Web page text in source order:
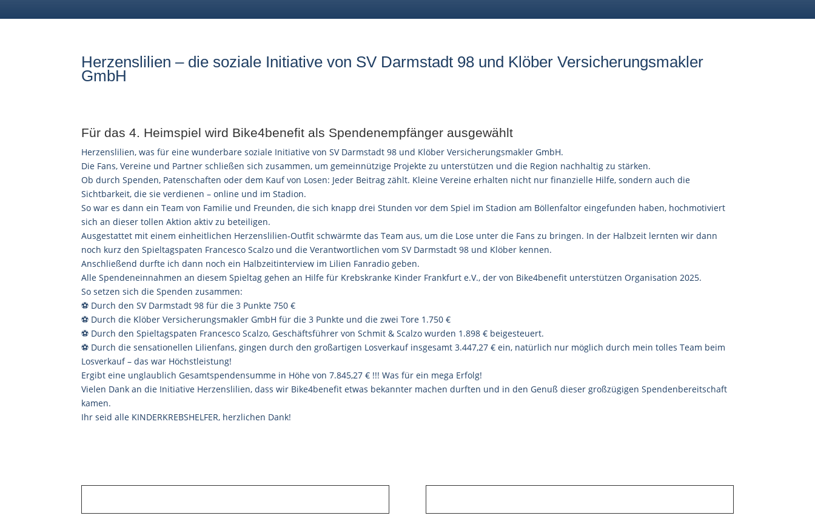
Herzenslilien – die soziale Initiative von SV Darmstadt 98 und Klöber Versicherungsmakler
GmbH
Für das 4. Heimspiel wird Bike4benefit als Spendenempfänger ausgewählt
Herzenslilien, was für eine wunderbare soziale Initiative von SV Darmstadt 98 und Klöber Versicherungsmakler GmbH.
Die Fans, Vereine und Partner schließen sich zusammen, um gemeinnützige Projekte zu unterstützen und die Region nachhaltig zu stärken.
Ob durch Spenden, Patenschaften oder dem Kauf von Losen: Jeder Beitrag zählt. Kleine Vereine erhalten nicht nur finanzielle Hilfe, sondern auch die
Sichtbarkeit, die sie verdienen – online und im Stadion.
So war es dann ein Team von Familie und Freunden, die sich knapp drei Stunden vor dem Spiel im Stadion am Böllenfaltor eingefunden haben, hochmotiviert
sich an dieser tollen Aktion aktiv zu beteiligen.
Ausgestattet mit einem einheitlichen Herzenslilien-Outfit schwärmte das Team aus, um die Lose unter die Fans zu bringen. In der Halbzeit lernten wir dann
noch kurz den Spieltagspaten Francesco Scalzo und die Verantwortlichen vom SV Darmstadt 98 und Klöber kennen.
Anschließend durfte ich dann noch ein Halbzeitinterview im Lilien Fanradio geben.
Alle Spendeneinnahmen an diesem Spieltag gehen an Hilfe für Krebskranke Kinder Frankfurt e.V., der von Bike4benefit unterstützen Organisation 2025.
So setzen sich die Spenden zusammen:
⚽ Durch den SV Darmstadt 98 für die 3 Punkte 750 €
⚽ Durch die Klöber Versicherungsmakler GmbHfür die 3 Punkte und die zwei Tore 1.750 €
⚽ Durch den Spieltagspaten Francesco Scalzo, Geschäftsführer von Schmit & Scalzo wurden 1.898 € beigesteuert.
⚽ Durch die sensationellen Lilienfans, gingen durch den großartigen Losverkauf insgesamt 3.447,27 € ein, natürlich nur möglich durch mein tolles Team beim
Losverkauf – das war Höchstleistung!
Ergibt eine unglaublich Gesamtspendensumme in Höhe von 7.845,27 € !!! Was für ein mega Erfolg!
Vielen Dank an die Initiative Herzenslilien, dass wir Bike4benefit etwas bekannter machen durften und in den Genuß dieser großzügigen Spendenbereitschaft
kamen.
Ihr seid alle KINDERKREBSHELFER, herzlichen Dank!